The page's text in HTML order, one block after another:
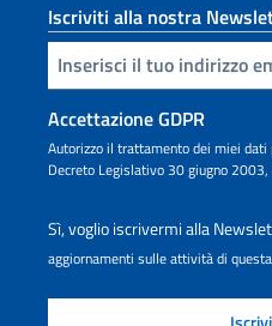
Iscriviti alla nostra
Inserisci la tua email
Accettazione GDPR
Autorizzo il trattamento dei miei dati
Decreto Legislativo 30 giugno
Sì, voglio iscrivermi alla
aggiornamenti sulle attività di